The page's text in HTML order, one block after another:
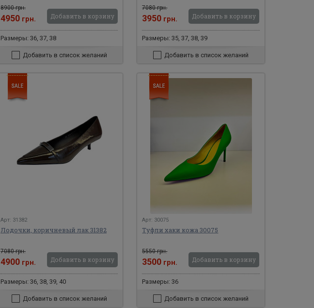
8900 грн.
4950 грн. Добавить в корзину
Размеры: 36, 37, 38
Добавить в список желаний
7080 грн.
3950 грн. Добавить в корзину
Размеры: 35, 37, 38, 39
Добавить в список желаний
Арт: 31382
Лодочки, коричневый лак 31382
7080 грн.
4900 грн. Добавить в корзину
Размеры: 36, 38, 39, 40
Добавить в список желаний
Арт: 30075
Туфли хаки кожа 30075
5550 грн.
3500 грн. Добавить в корзину
Размеры: 36
Добавить в список желаний